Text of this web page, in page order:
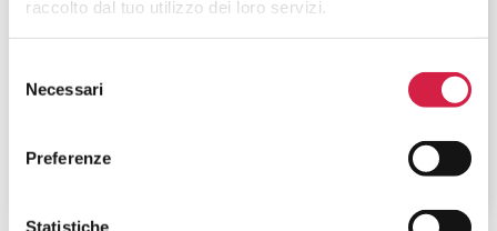
raccolto dal tuo utilizzo dei loro servizi.
delNecessari
Preferenze
Statistiche
Istituto Auxologico Italiano – IRCCS